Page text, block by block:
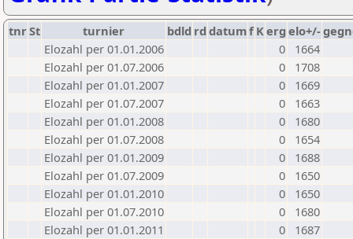
tnrSt turnier bdld rd datumf Kerg elo+/-
Elozahl per 01.01.2006
0
1664
Elozahl per 01.07.2006
0
1708
Elozahl per 01.01.2007
0
1669
Elozahl per 01.07.2007
0
1663
Elozahl per 01.01.2008
0
1680
Elozahl per 01.07.2008
0
1654
Elozahl per 01.01.2009
0
1688
Elozahl per 01.07.2009
0
1650
Elozahl per 01.01.2010
0
1650
Elozahl per 01.07.2010
0
1680
Elozahl per 01.01.2011
0
1687